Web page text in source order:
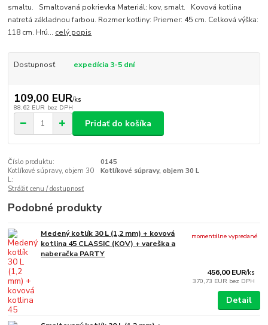
smaltu. Smaltovaná pokrievka Materiál: kov, smalt. Kovová kotlina
natretá základnou farbou. Rozmer kotliny: Priemer: 45 cm. Celková výška:
118 cm. Hrú... celý popis
Dostupnosť expedícia 3-5 dní
109,00 EUR/ks
88,62 EUR bez DPH
Pridať do košíka
Číslo produktu:
0145
Kotlíkové súpravy, objem 30
L:
Kotlíkové súpravy, objem 30 L
Strážiť cenu / dostupnosť
Podobné produkty
Medený kotlík 30 L (1,2 mm) + kovová
kotlina 45 CLASSIC (KOV) + vareška a
naberačka PARTY
456,00 EUR/ks
370,73 EUR bez DPH
momentálne vypredané
Detail